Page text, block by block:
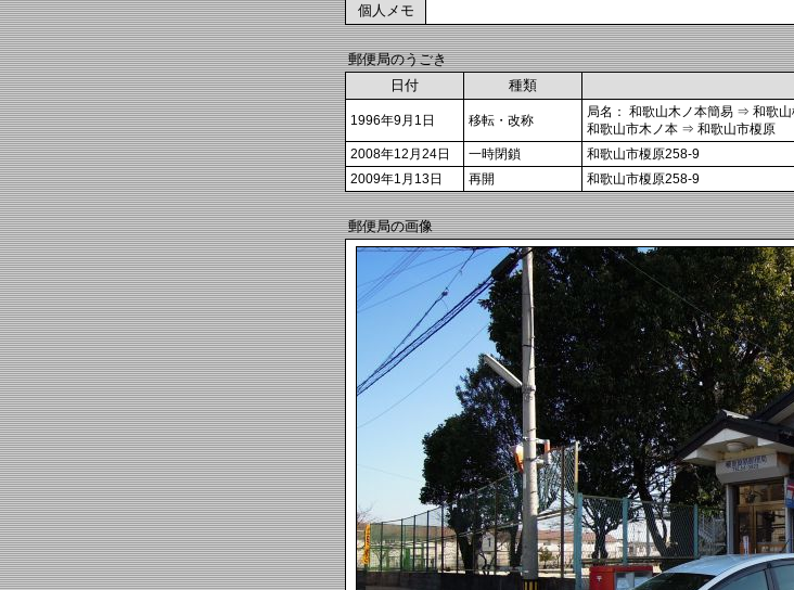
個人メモ
郵便局のうごき
日付
種類
1996年9月1日 移転・改称
局名： 和歌山木ノ本簡易 ⇒ 和歌
和歌山市木ノ本 ⇒ 和歌山市榎原
2008年12月24日
一時閉鎖
和歌山市榎原258-9
2009年1月13日
再開 和歌山市榎原258-9
郵便局の画像